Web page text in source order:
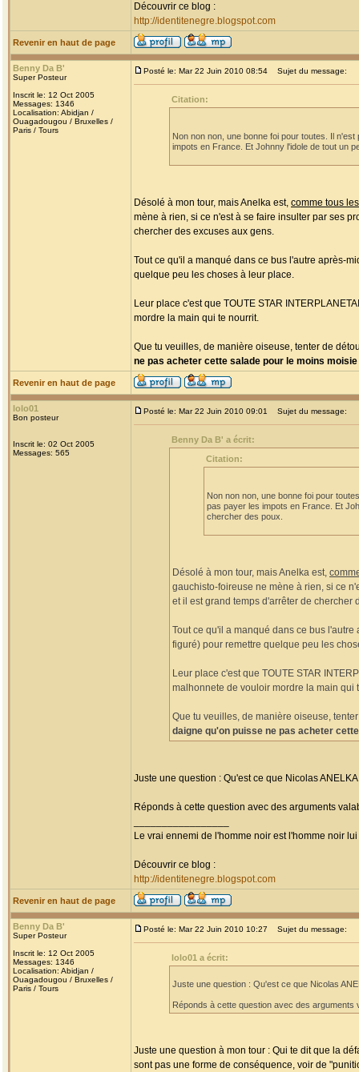
Découvrir ce blog :
http://identitenegre.blogspot.com
Revenir en haut de page
Benny Da B'
Super Posteur
Inscrit le: 12 Oct 2005
Messages: 1346
Localisation: Abidjan /
Ouagadougou / Bruxelles /
Paris / Tours
Posté le: Mar 22 Juin 2010 08:54 Sujet du message:
Citation:
Non non non, une bonne foi pour toutes. Il
impots en France. Et Johnny l'idole de tout un
Désolé à mon tour, mais Anelka est, comme tous
mène à rien, si ce n'est à se faire insulter par ses
chercher des excuses aux gens.
Tout ce qu'il a manqué dans ce bus l'autre après-
quelque peu les choses à leur place.
Leur place c'est que TOUTE STAR
mordre la main qui te nourrit.
Que tu veuilles, de manière oiseuse, tenter de
ne pas acheter cette salade pour le moins moisie
Revenir en haut de page
lolo01
Bon posteur
Inscrit le: 02 Oct 2005
Messages: 565
Posté le: Mar 22 Juin 2010 09:01 Sujet du message:
Benny Da B' a écrit:
Citation:
Non non non, une bonne foi pour
pas payer les impots en France. Et
chercher des poux.
Désolé à mon tour, mais Anelka est,
gauchisto-foireuse ne mène à rien, si ce
et il est grand temps d'arrêter de chercher
Tout ce qu'il a manqué dans ce bus
figuré) pour remettre quelque peu les
Leur place c'est que TOUTE STAR
malhonnete de vouloir mordre la main qui
Que tu veuilles, de manière oiseuse,
daigne qu'on puisse ne pas acheter
Juste une question : Qu'est ce que Nicolas
Réponds à cette question avec des arguments
Le vrai ennemi de l'homme noir est l'homme noir
Découvrir ce blog :
http://identitenegre.blogspot.com
Revenir en haut de page
Benny Da B'
Super Posteur
Inscrit le: 12 Oct 2005
Messages: 1346
Localisation: Abidjan /
Ouagadougou / Bruxelles /
Paris / Tours
Posté le: Mar 22 Juin 2010 10:27 Sujet du message:
lolo01 a écrit:
Juste une question : Qu'est ce que Nicolas
Réponds à cette question avec des arguments
Juste une question à mon tour : Qui te dit que la
sont pas une forme de conséquence, voir de